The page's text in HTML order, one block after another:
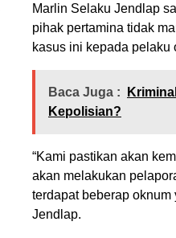
Marlin Selaku Jendlap
pihak pertamina tidak
kasus ini kepada pelaku
Baca Juga :
Kepolisian?
“Kami pastikan akan
akan melakukan
terdapat beberap oknum
Jendlap.